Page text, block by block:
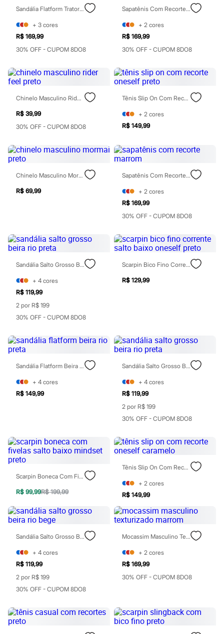
Vestidos
Em alta
Dia dos Pais
Inverno
Novidades
Bermudas
Camisas
Camisetas e Regatas
Casacos e Jaquetas
Jeans
Polos
Bolsas e Mochilas
Chapéus e Bonés
Cintos
Carteiras
Óculos
Relógios
Sandálias e Papetes
Tênis
Moda esportiva
Acessórios
Bermudas
Camisetas
Calças
Calçados
Regatas
Moda íntima
Meias
Pijamas
Moda praia
Personagens
Plus size
Blusas e Camisetas
Calças
Camisas
Todos os produtos
Infantil
Em alta
Arrumadinho para os meninos
Romântico para as meninas
Inverno
Novidades
Roupas menina
0 a 24 meses
1 a 5 anos
4 a 12 anos
10 a 16 anos
Roupas menino
0 a 24 meses
1 a 5 anos
4 a 12 anos
10 a 16 anos
Recém-nascido
Bolsas e Mochilas
Chapéus
Sandália Flatform Tratorada Vizzano Preta
+ 3 cores
R$ 169,99
30% OFF - CUPOM 8DO8
Sapatênis Com Recorte Branco
+ 2 cores
R$ 169,99
30% OFF - CUPOM 8DO8
Chinelo Masculino Rider Feel Preto
R$ 39,99
30% OFF - CUPOM 8DO8
Tênis Slip On Com Recorte Oneself Preto
+ 2 cores
R$ 149,99
Chinelo Masculino Mormai Preto
R$ 69,99
Sapatênis Com Recorte Marrom
+ 2 cores
R$ 169,99
30% OFF - CUPOM 8DO8
Sandália Salto Grosso Beira Rio Preta
+ 4 cores
R$ 119,99
2 por R$ 199
30% OFF - CUPOM 8DO8
Scarpin Bico Fino Corrente Salto Baixo Oneself Preto
R$ 129,99
Sandália Flatform Beira Rio Preta
+ 4 cores
R$ 149,99
Sandália Salto Grosso Beira Rio Preta
+ 4 cores
R$ 119,99
2 por R$ 199
30% OFF - CUPOM 8DO8
Scarpin Boneca Com Fivelas Salto Baixo Mindset Preto
R$ 99,99R$ 199,99
Tênis Slip On Com Recorte Oneself Caramelo
+ 2 cores
R$ 149,99
Sandália Salto Grosso Beira Rio Bege
+ 4 cores
R$ 119,99
2 por R$ 199
30% OFF - CUPOM 8DO8
Mocassim Masculino Texturizado Marrom
+ 2 cores
R$ 169,99
30% OFF - CUPOM 8DO8